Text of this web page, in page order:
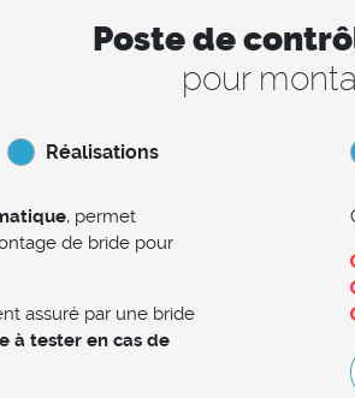
Poste de
pour
Réalisations
, permet
de bride pour
assuré par une bride
à tester en cas de